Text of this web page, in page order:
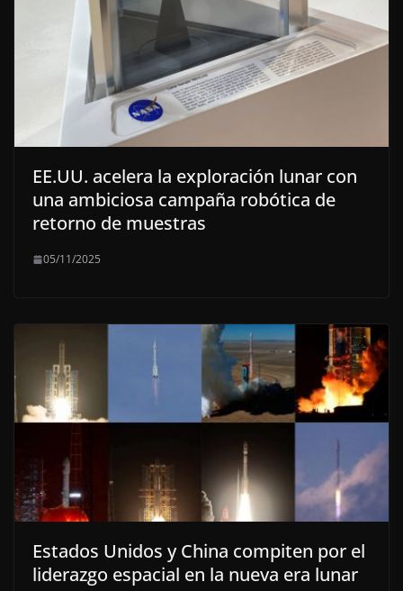
EE.UU. acelera la exploración lunar con
una ambiciosa campaña robótica de
retorno de muestras
05/11/2025
Estados Unidos y China compiten por el
liderazgo espacial en la nueva era lunar